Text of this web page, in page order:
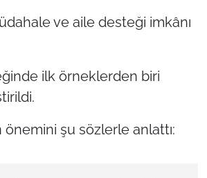
ve aile desteği imkânı
ilk örneklerden biri
önemini şu sözlerle anlattı: